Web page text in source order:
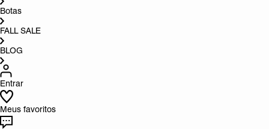
Botas
FALL SALE
BLOG
Entrar
Meus favoritos